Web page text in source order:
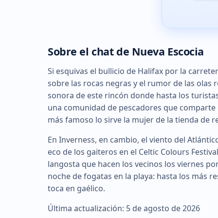
Sobre el chat de Nueva Escocia
Si esquivas el bullicio de Halifax por la
sobre las rocas negras y el rumor de las
sonora de este rincón donde hasta los
una comunidad de pescadores que
más famoso lo sirve la mujer de la tienda de
En Inverness, en cambio, el viento del
eco de los gaiteros en el Celtic Colours
langosta que hacen los vecinos los viernes
noche de fogatas en la playa: hasta los más
toca en gaélico.
Última actualización: 5 de agosto de 2026